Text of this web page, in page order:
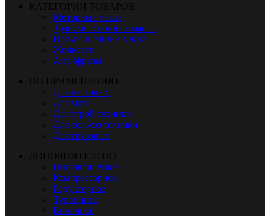
КАТЕГОРИИ ТОВАРОВ
Моторные масла
Трансмиссионные масла
Промышленные масла
Жидкости
Антифризы
ПО ПРИМЕНЕНИЮ
Для легковых
Для мото
Для строй техники
Для сельхоз техники
Для грузовых
ДОПОЛНИТЕЛЬНО
Гидравлическое
Компрессорное
Редукторное
Турбинное
Вилочное